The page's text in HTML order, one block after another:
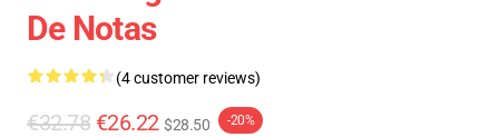
De Notas
(4 customer reviews)
€32.78 €26.22 $28.50 -20%